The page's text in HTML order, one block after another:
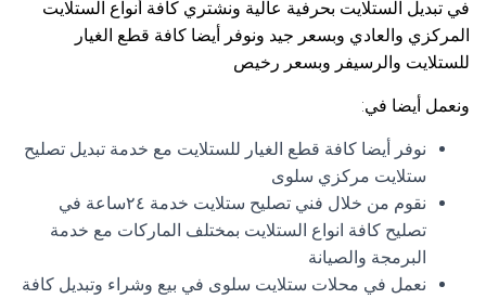
في تبديل الستلايت بحرفية عالية ونشتري كافة أنواع الستلايت
المركزي والعادي وبسعر جيد ونوفر أيضا كافة قطع الغيار
للستلايت والرسيفر وبسعر رخيص
ونعمل أيضا في:
نوفر أيضا كافة قطع الغيار للستلايت مع خدمة تبديل تصليح
ستلايت مركزي سلوى
نقوم من خلال فني تصليح ستلايت خدمة ٢٤ساعة في
تصليح كافة انواع الستلايت بمختلف الماركات مع خدمة
البرمجة والصيانة
نعمل في محلات ستلايت سلوى في بيع وشراء وتبديل كافة